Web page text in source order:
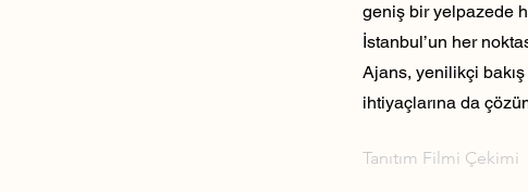
geniş bir yelpazede
İstanbul’un her
Ajans, yenilikçi
ihtiyaçlarına da
Tanıtım Filmi Çekimi